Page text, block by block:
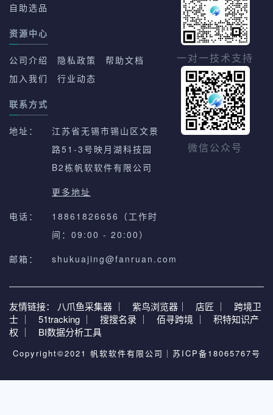
自助选品
资源中心
公司介绍 隐私政策
帮助文档
加入我们
行业动态
联系方式
地址：
江苏省无锡市锡山区文景
路51-3号映月湖科技园
B2栋帆软软件有限公司
更多地址
电话：
18861826656（工作时
间：09:00 - 20:00）
邮箱：
shukuajing@fanruan.com
一对一技术支持
微信公众号
友情链接： 八爪鱼采集器 ｜ 紫鸟浏览器｜ 店匠 ｜
跨境卫
士 ｜
51tracking ｜ 搜搜名录 ｜ 佰寻跨境 ｜
积特知识产
权 ｜
BI数据分析工具
Copyright©2021 帆软软件有限公司｜ 苏ICP备18065767号